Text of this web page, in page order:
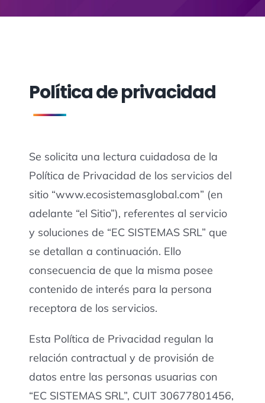
Política de privacidad
Se solicita una lectura cuidadosa de la
Política de Privacidad de los servicios del
sitio “www.ecosistemasglobal.com” (en
adelante “el Sitio”), referentes al servicio
y soluciones de “EC SISTEMAS SRL” que
se detallan a continuación. Ello
consecuencia de que la misma posee
contenido de interés para la persona
receptora de los servicios.
Esta Política de Privacidad regulan la
relación contractual y de provisión de
datos entre las personas usuarias con
“EC SISTEMAS SRL”, CUIT 30677801456,